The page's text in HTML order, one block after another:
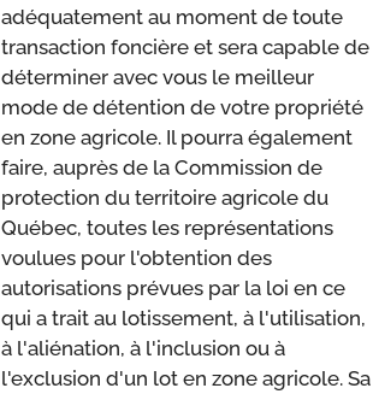
adéquatement au moment de toute
transaction foncière et sera capable de
déterminer avec vous le meilleur
mode de détention de votre propriété
en zone agricole. Il pourra également
faire, auprès de la Commission de
protection du territoire agricole du
Québec, toutes les représentations
voulues pour l'obtention des
autorisations prévues par la loi en ce
qui a trait au lotissement, à l'utilisation,
à l'aliénation, à l'inclusion ou à
l'exclusion d'un lot en zone agricole. Sa